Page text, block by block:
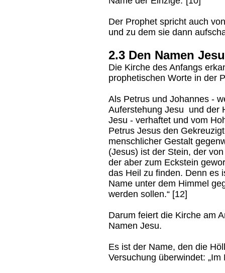
Der Prophet spricht auch
und zu dem sie dann
2.3 Den Namen
Die Kirche des Anfangs
prophetischen Worte in der
Als Petrus und Johannes -
Auferstehung Jesu und der
Jesu - verhaftet und vom
Petrus Jesus den
menschlicher Gestalt
(Jesus) ist der Stein, der
der aber zum Eckstein
das Heil zu finden. Denn es
Name unter dem Himmel
werden sollen.“ [12]
Darum feiert die Kirche am
Namen Jesu.
Es ist der Name, den die
Versuchung überwindet: